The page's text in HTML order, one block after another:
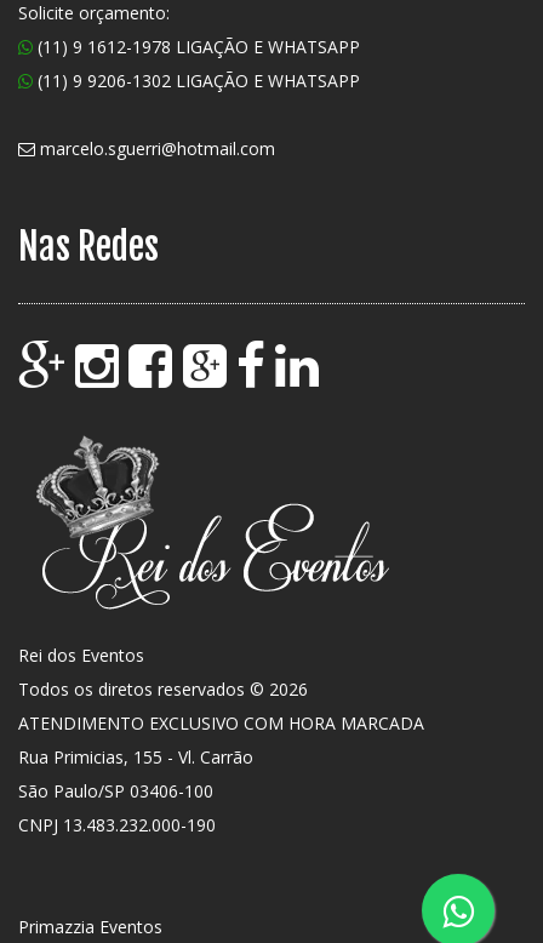
Solicite orçamento:
(11) 9 1612-1978 LIGAÇÃO E WHATSAPP
(11) 9 9206-1302 LIGAÇÃO E WHATSAPP
marcelo.sguerri@hotmail.com
Nas Redes
Rei dos Eventos
Todos os diretos reservados © 2026
ATENDIMENTO EXCLUSIVO COM HORA MARCADA
Rua Primicias, 155 - Vl. Carrão
São Paulo/SP 03406-100
CNPJ 13.483.232.000-190
Primazzia Eventos